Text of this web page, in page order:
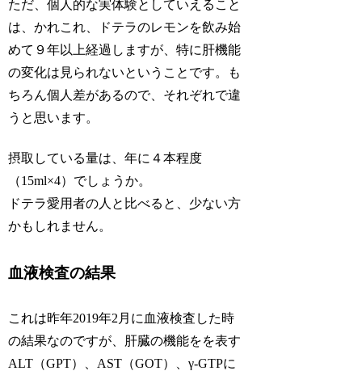
ただ、個人的な実体験としていえること
は、かれこれ、ドテラのレモンを飲み始
めて９年以上経過しますが、特に肝機能
の変化は見られないということです。も
ちろん個人差があるので、それぞれで違
うと思います。
摂取している量は、年に４本程度
（15ml×4）でしょうか。
ドテラ愛用者の人と比べると、少ない方
かもしれません。
血液検査の結果
これは昨年2019年2月に血液検査した時
の結果なのですが、肝臓の機能をを表す
ALT（GPT）、AST（GOT）、γ-GTPに